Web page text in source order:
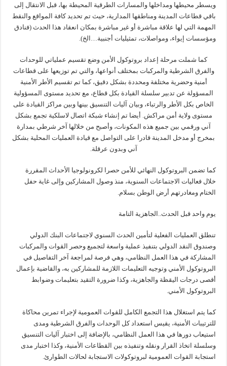
ويسطر محيطها ومداخلها والمسارات الطرقية المحيطة بها، قبل الانتقال إلى
باقي قطاعات المدينة ومناطقها المدارية، حيث تم تحديد كافة المواقع والنقط
المهمة التي لها علاقة مباشرة أو غير مباشرة بمكان انعقاد هذا الحدث (فنادق
ومؤسسات إيواء، ومواصلات، تمثيليات أجنبية…الخ).
كما شملت مرحلة إعداد بروتوكول الأمن وضع تقسيم عملياتي للوحدات
والفرق الشرطية والمركبات بمختلف أنواعها، والتي تم توزيعها على قطاعات
أمنية وحضرية مختلفة ومحددة بشكل دقيق، كما تم تقسيم الأطر الأمنية
المسؤولة عن تدبير سلسلة القيادة بكل قطاع، مع تحديد مستوى المسؤولية
الخاص بكل الأطر والرتباء، وبيان آليات التنسيق بينها وبين مراكز القيادة على
مستوى ولاية أمن مراكش. أيضا تم إنشاء شبكة اتصال لاسلكية تجمع بشكل
آني ورقمي بين جميع هذه المكونات، وأصبح من خلالها آخر شرطي بمدارة
بمخرج أو مدخل المدينة قادرا على التواصل مع قيادة العمليات المحلية بشكل
آني وبدون عرقلة.
كما تضمن البروتوكول النهائي للأمن حصرا لكرونولوجيا الأحداث المقررة
خلال فعاليات الاجتماعات السنوية، منذ وصول المشاركين وإلى غاية حفل
الختام ومغادرتهم أرض الوطن بسلام.
يوم واحد قبل الحدث..الجاهزية التامة
تنطلق العمليات الفعلية لتأمين الحدث السنوي لاجتماعات البنك الدولي
وصندوق النقد الدولي بتنفيذ عملية واسعة لتجميع وحصر القوات والمركبات
المشاركة في هذا العمل النظامي، وهي فرصة لمراجعة آخر التفاصيل في
البروتوكول الأمني وتوجيه التعليمات اللازمة للمشاركين به، والقاضية بإعمال
أقصى درجات اليقظة والجاهزية، وكذا ضرورة التقيد بتعليمات وضوابط
البروتوكول الأمني.
كما يتم استغلال هذا التجمع الكامل للقوات العمومية لإجراء تمرين محاكاة
للترتيبات الأمنية، يقيس استعداد كل الوحدات والفرق الشرطية ومدى
استيعاب دورها في هذا العمل النظامي، بالإضافة إلى اختبار آليات التنسيق
وسلسلة اتخاذ القرار ونقله وتنفيذه بين القطاعات الأمنية، وكذا اختبار مدى
استجابة القوات العمومية لبروتوكولات الاستجابة لحالات الطوارئ.